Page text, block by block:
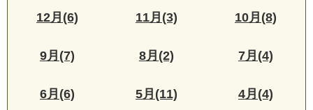
12月(6) 11月(3) 10月(8)
9月(7) 8月(2) 7月(4)
6月(6) 5月(11) 4月(4)